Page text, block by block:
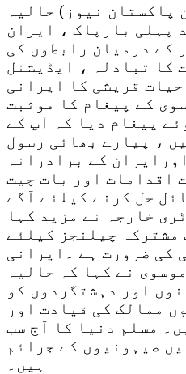
پاکستان نیوز) حالیہ
پہلی بارپاک ، ایران
کے درمیان رابطوں کی
کا تبادلہ ، ایڈیشنل
قریشی کا ایرانی
کے پیغام کا موثبت
پیغام دیا کہ آپ کے
، پیارے بھائی رسول
کے برادرانہ
اقدامات اور بات چیت
حل کرنے کیلئے آگے
خارجہ نے مزید کہا
مشترکہ چیلنجز کیلئے
کی ضرورت ہے ۔ایرانی
نے کہا کہ حالیہ
اور دہشتگردوں کو
ممالک کی قیادت اور
مسلم دنیا کا آج سب
صیہونیوں کے جرائم
ہیں۔